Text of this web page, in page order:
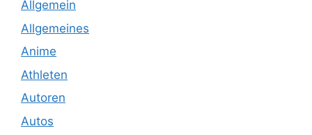
Allgemein
Allgemeines
Anime
Athleten
Autoren
Autos